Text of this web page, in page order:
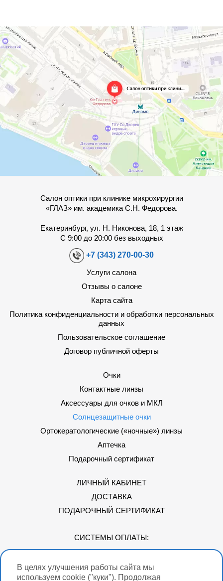
В целях улучшения работы сайта мы
используем cookie ("куки"). Продолжая
Салон оптики при клинике микрохирургии
«ГЛАЗ» им. академика С.Н. Федорова.
Екатеринбург, ул. Н. Никонова, 18, 1 этаж
С 9:00 до 20:00 без выходных
+7 (343) 270-00-30
Услуги салона
Отзывы о салоне
Карта сайта
Политика конфиденциальности и обработки персональных
данных
Пользовательское соглашение
Договор публичной оферты
Очки
Контактные линзы
Аксессуары для очков и МКЛ
Солнцезащитные очки
Ортокератологические («ночные») линзы
Аптечка
Подарочный сертификат
ЛИЧНЫЙ КАБИНЕТ
ДОСТАВКА
ПОДАРОЧНЫЙ СЕРТИФИКАТ
СИСТЕМЫ ОПЛАТЫ:
Мы в соцсетях